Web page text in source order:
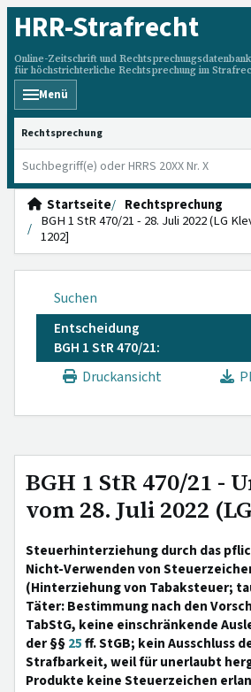
HRR-Strafrecht
Online-Zeitschrift und Rechtsprechungsdatenbank
für höchstrichterliche Rechtsprechung im
Menü
HRRS durchsuchen
Startseite
Rechtsprechung
BGH 1 StR 470/21 - 28. Juli 2022 (LG
1202]
Suchen
Entscheidung
BGH 1 StR 470/21:
Druckansicht
BGH 1 StR 470/21 -
vom 28. Juli 2022
Steuerhinterziehung durch das
Nicht-Verwenden von
(Hinterziehung von Tabaksteuer;
Täter: Bestimmung nach den
TabStG, keine einschränkende
der §§25ff. StGB; kein Ausschluss
Strafbarkeit, weil für unerlaubt
Produkte keine Steuerzeichen